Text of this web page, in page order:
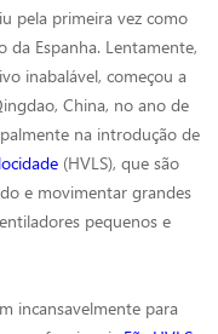
pela primeira vez como
da Espanha. Lentamente,
inabalável, começou a
China, no ano de
na introdução de
(HVLS), que são
e movimentar grandes
pequenos e
incansavelmente para